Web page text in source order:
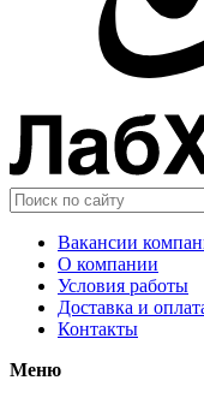
Вакансии
О компании
Условия работы
Доставка и
Контакты
Меню